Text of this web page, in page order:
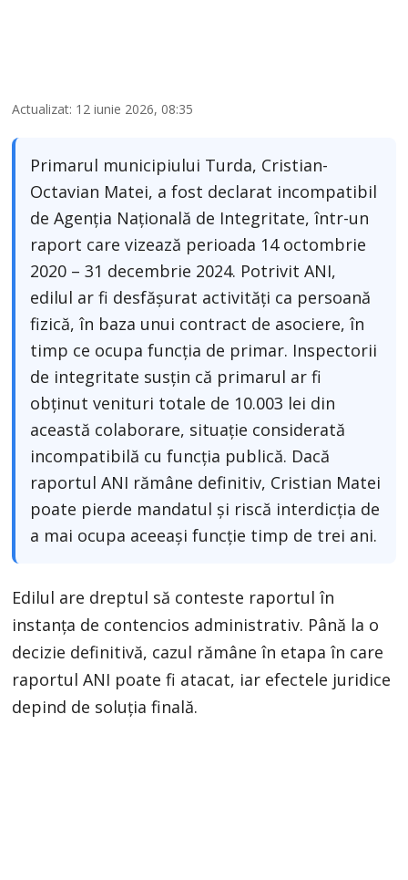
Actualizat: 12 iunie 2026, 08:35
Primarul municipiului Turda, Cristian-
Octavian Matei, a fost declarat incompatibil
de Agenția Națională de Integritate, într-un
raport care vizează perioada 14 octombrie
2020 – 31 decembrie 2024. Potrivit ANI,
edilul ar fi desfășurat activități ca persoană
fizică, în baza unui contract de asociere, în
timp ce ocupa funcția de primar. Inspectorii
de integritate susțin că primarul ar fi
obținut venituri totale de 10.003 lei din
această colaborare, situație considerată
incompatibilă cu funcția publică. Dacă
raportul ANI rămâne definitiv, Cristian Matei
poate pierde mandatul și riscă interdicția de
a mai ocupa aceeași funcție timp de trei ani.
Edilul are dreptul să conteste raportul în
instanța de contencios administrativ. Până la o
decizie definitivă, cazul rămâne în etapa în care
raportul ANI poate fi atacat, iar efectele juridice
depind de soluția finală.